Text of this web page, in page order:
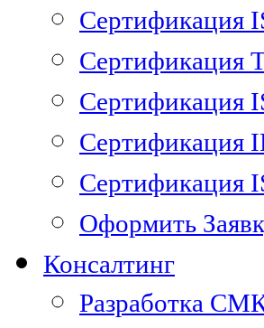
Сертификация
Сертификация
Сертификация
Сертификация
Сертификация
Оформить
Консалтинг
Разработка